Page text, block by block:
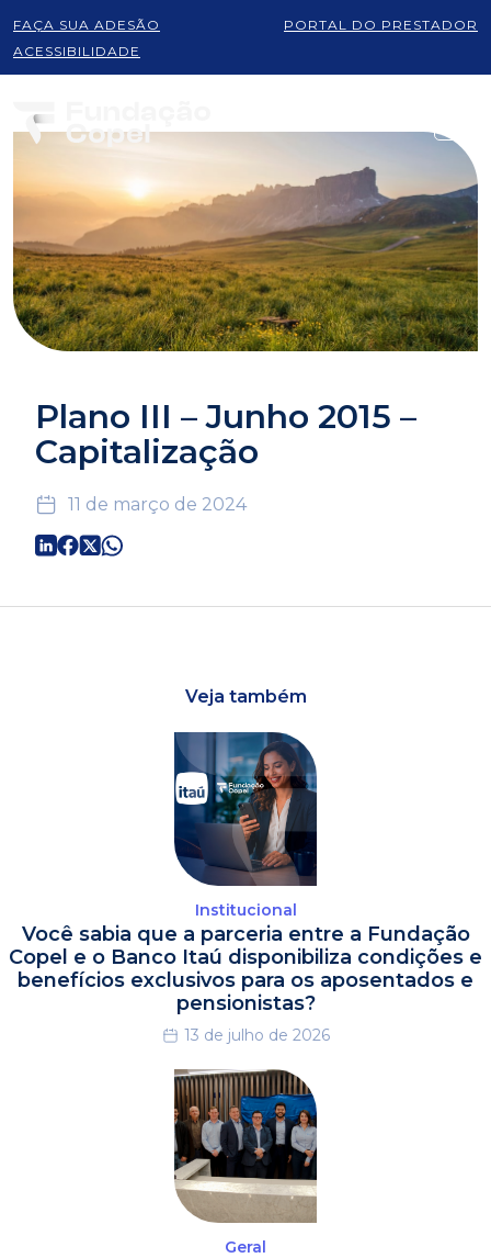
FAÇA SUA ADESÃO
PORTAL DO PRESTADOR
ACESSIBILIDADE
Plano III – Junho 2015 –
Capitalização
11 de março de 2024
Veja também
Institucional
Você sabia que a parceria entre a Fundação
Copel e o Banco Itaú disponibiliza condições e
benefícios exclusivos para os aposentados e
pensionistas?
13 de julho de 2026
Geral